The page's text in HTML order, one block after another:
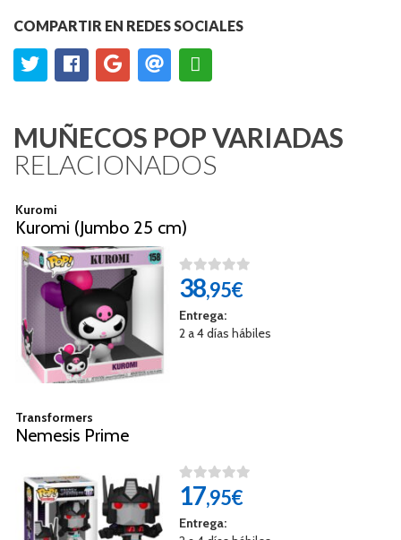
COMPARTIR EN REDES SOCIALES
MUÑECOS POP VARIADAS
RELACIONADOS
Kuromi
Kuromi (Jumbo 25 cm)
38,95€
Entrega:
2 a 4 días hábiles
Transformers
Nemesis Prime
17,95€
Entrega: